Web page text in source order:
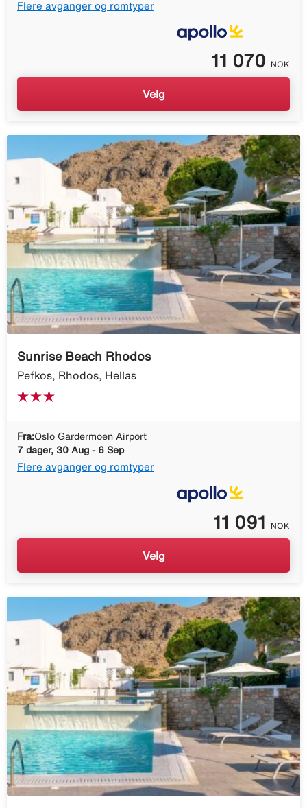
Flere avganger og romtyper
11 070 NOK
Velg
Sunrise Beach Rhodos
Pefkos, Rhodos, Hellas
Fra:Oslo Gardermoen Airport
7 dager, 30 Aug - 6 Sep
Flere avganger og romtyper
11 091 NOK
Velg